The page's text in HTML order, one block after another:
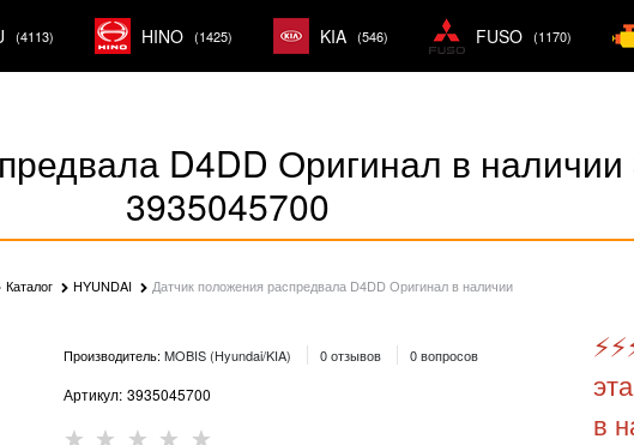
(4113) HINO (1425) KIA (546) FUSO (1170)
D4DD Оригинал в
3935045700
Каталог HYUNDAI Датчик положения распредвала D4DD Оригинал в наличии
Производитель: MOBIS (Hyundai/KIA) 0 отзывов 0 вопросов
Артикул: 3935045700
⚡️⚡️
в